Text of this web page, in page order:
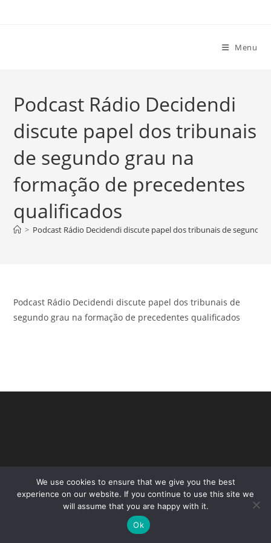
Menu
Podcast Rádio Decidendi
discute papel dos tribunais
de segundo grau na
formação de precedentes
qualificados
> Podcast Rádio Decidendi discute papel dos tribunais de segundo
Podcast Rádio Decidendi discute papel dos tribunais de
segundo grau na formação de precedentes qualificados
Copyright - WordPress Theme by OceanWP
We use cookies to ensure that we give you the best
experience on our website. If you continue to use this site we
will assume that you are happy with it.
Ok